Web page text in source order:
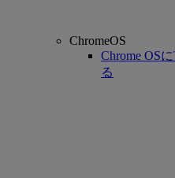
ChromeOS
Chrome OS
る